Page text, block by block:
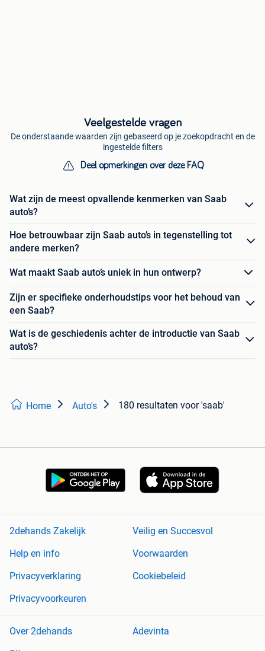
Veelgestelde vragen
De onderstaande waarden zijn gebaseerd op je zoekopdracht en de
ingestelde filters
Deel opmerkingen over deze FAQ
Wat zijn de meest opvallende kenmerken van Saab
auto’s?
Hoe betrouwbaar zijn Saab auto’s in tegenstelling tot
andere merken?
Wat maakt Saab auto’s uniek in hun ontwerp?
Zijn er specifieke onderhoudstips voor het behoud van
een Saab?
Wat is de geschiedenis achter de introductie van Saab
auto’s?
Home Auto's 180 resultaten voor 'saab'
2dehands Zakelijk
Veilig en Succesvol
Help en info
Voorwaarden
Privacyverklaring
Cookiebeleid
Privacyvoorkeuren
Over 2dehands
Adevinta